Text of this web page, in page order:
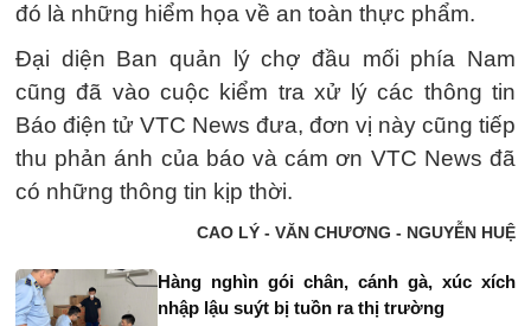
đó là những hiểm họa về an toàn thực phẩm.
Đại diện Ban quản lý chợ đầu mối phía Nam
cũng đã vào cuộc kiểm tra xử lý các thông tin
Báo điện tử VTC News đưa, đơn vị này cũng tiếp
thu phản ánh của báo và cám ơn VTC News đã
có những thông tin kịp thời.
CAO LÝ - VĂN CHƯƠNG - NGUYỄN HUỆ
Hàng nghìn gói chân, cánh gà, xúc xích
nhập lậu suýt bị tuồn ra thị trường